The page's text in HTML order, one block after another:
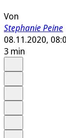
Von
Stephanie Peine
08.11.2020,
3 min